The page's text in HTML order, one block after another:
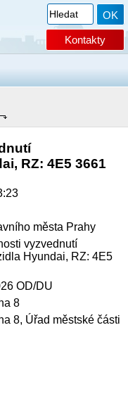
Kontakty
RZ: 4E5 3661
města Prahy
vyzvednutí
Hyundai, RZ: 4E5
OD/DU
8
8, Úřad městské části